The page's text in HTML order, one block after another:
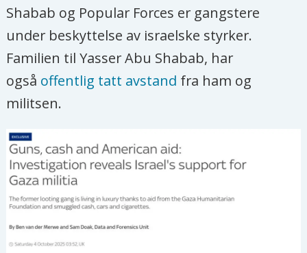
Shabab og Popular Forces er gangstere
under beskyttelse av israelske styrker.
Familien til Yasser Abu Shabab, har
også offentlig tatt avstand fra ham og
militsen.